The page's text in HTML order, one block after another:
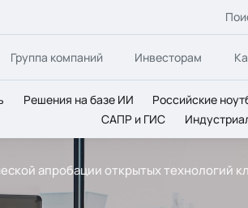
Группа компаний Инвесторам
Решения на базе ИИ Российские
САПР и ГИС
апробации открытых технологий